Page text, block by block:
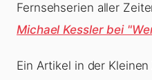
Fernsehserien aller
Michael Kessler bei
Ein Artikel in der